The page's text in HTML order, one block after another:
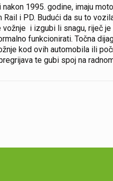
1995. godine, imaju
i PD. Budući da su to
i izgubi li snagu, riječ
funkcionirati. Točna
kod ovih automobila ili
te gubi spoj na